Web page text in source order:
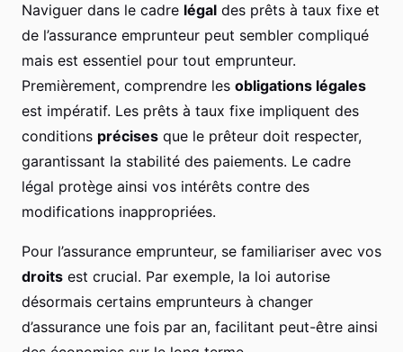
Naviguer dans le cadre légal des prêts à taux fixe et
de l’assurance emprunteur peut sembler compliqué
mais est essentiel pour tout emprunteur.
Premièrement, comprendre les obligations légales
est impératif. Les prêts à taux fixe impliquent des
conditions précises que le prêteur doit respecter,
garantissant la stabilité des paiements. Le cadre
légal protège ainsi vos intérêts contre des
modifications inappropriées.
Pour l’assurance emprunteur, se familiariser avec vos
droits est crucial. Par exemple, la loi autorise
désormais certains emprunteurs à changer
d’assurance une fois par an, facilitant peut-être ainsi